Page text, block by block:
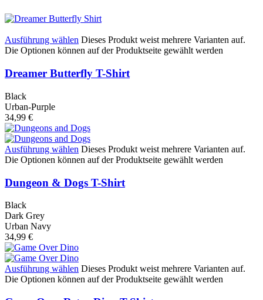
Ausführung wählen Dieses Produkt weist mehrere Varianten auf.
Die Optionen können auf der Produktseite gewählt werden
Dreamer Butterfly T-Shirt
Black
Urban-Purple
34,99 €
Ausführung wählen Dieses Produkt weist mehrere Varianten auf.
Die Optionen können auf der Produktseite gewählt werden
Dungeon & Dogs T-Shirt
Black
Dark Grey
Urban Navy
34,99 €
Ausführung wählen Dieses Produkt weist mehrere Varianten auf.
Die Optionen können auf der Produktseite gewählt werden